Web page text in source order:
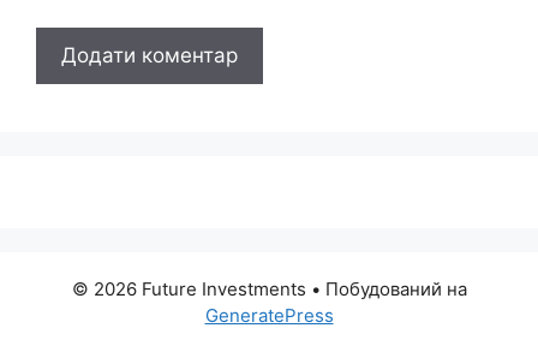
© 2026 Future Investments • Побудований на
GeneratePress